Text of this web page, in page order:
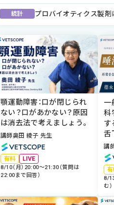
統計 プロバイオティクス製剤
顎運動障害：口が閉じられ
ない？口があかない？原因
は消去法で考えましょう。
講師奥田 綾子 先生
有料
LIVE
8/10（月）20:00～21:30（質問は
22:00まで回答）
一
科
す
舌
講
8/
む）